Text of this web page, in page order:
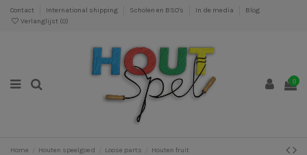
Contact International shipping Scholen en BSO's In de media
Blog
Verlanglijst (0)
0
Home Houten speelgoed Loose parts Houten fruit